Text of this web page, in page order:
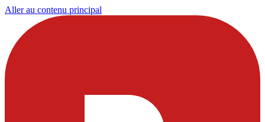
Aller au contenu principal